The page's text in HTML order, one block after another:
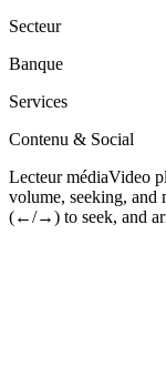
Secteur
Banque
Services
Contenu & Social
Lecteur médiaVideo
volume, seeking, and
(←/→) to seek, and